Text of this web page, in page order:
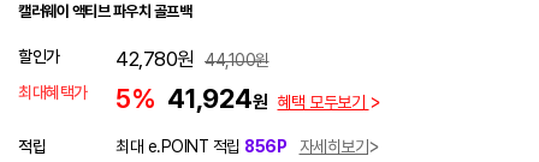
캘러웨이 액티브 파우치 골프백
할인가 42,780원 44,100원
최대혜택가
5% 41,924원 혜택 모두보기
적립 최대 e.POINT 적립 856P
자세히보기